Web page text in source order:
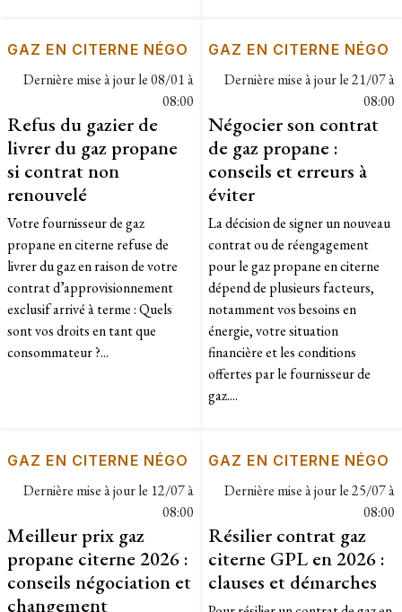
GAZ EN CITERNE NÉGO
Dernière mise à jour le08/01 à
08:00
Refus du gazier de
livrer du gaz propane
si contrat non
renouvelé
Votre fournisseur de gaz
propane en citerne refuse de
livrer du gaz en raison de votre
contrat d’approvisionnement
exclusif arrivé à terme : Quels
sont vos droits en tant que
consommateur ?...
GAZ EN CITERNE NÉGO
Dernière mise à jour le21/07 à
08:00
Négocier son contrat
de gaz propane :
conseils et erreurs à
éviter
La décision de signer un nouveau
contrat ou de réengagement
pour le gaz propane en citerne
dépend de plusieurs facteurs,
notamment vos besoins en
énergie, votre situation
financière et les conditions
offertes par le fournisseur de
gaz....
GAZ EN CITERNE NÉGO
Dernière mise à jour le 12/07 à
08:00
Meilleur prix gaz
propane citerne 2026 :
conseils négociation et
changement
GAZ EN CITERNE NÉGO
Dernière mise à jour le25/07 à
08:00
Résilier contrat gaz
citerne GPL en 2026 :
clauses et démarches